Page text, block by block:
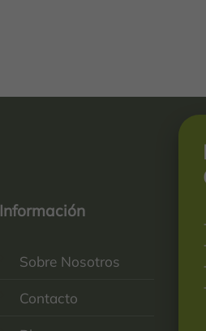
Información
Sobre Nosotros
Contacto